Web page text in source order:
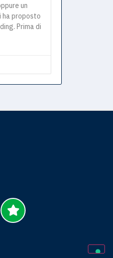
un
ha proposto
Prima di